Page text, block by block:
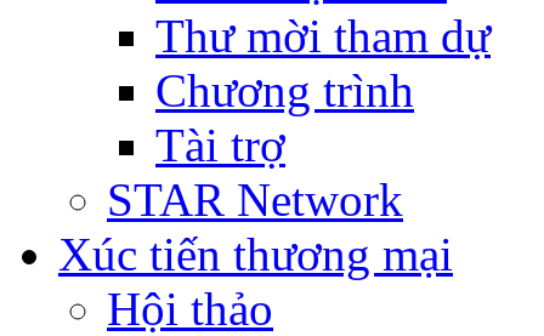
Thư mời tham dự
Chương trình
Tài trợ
STAR Network
Xúc tiến thương mại
Hội thảo